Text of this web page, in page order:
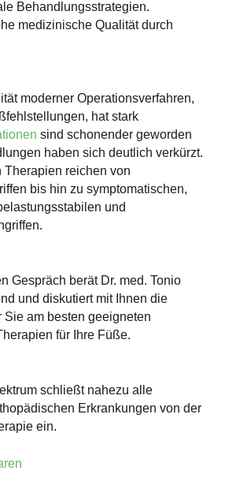
Fußwurzel / Rückfuß
Behandlungsstrategien.
medizinische Qualität durch
moderner Operationsverfahren,
hat stark
sind schonender geworden
haben sich deutlich verkürzt.
reichen von
bis hin zu symptomatischen,
und
Gespräch berät Dr. med. Tonio
und diskutiert mit Ihnen die
Sie am besten geeigneten
für Ihre Füße.
schließt nahezu alle
Erkrankungen von der
ein.